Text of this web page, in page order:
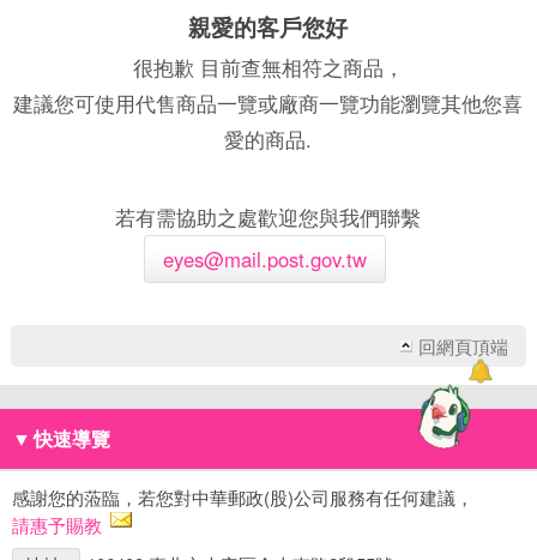
親愛的客戶您好
很抱歉 目前查無相符之商品，
建議您可使用代售商品一覽或廠商一覽功能瀏覽其他您喜
愛的商品.
若有需協助之處歡迎您與我們聯繫
eyes@mail.post.gov.tw
回網頁頂端
▼ 快速導覽
感謝您的蒞臨，若您對中華郵政(股)公司服務有任何建議，
請惠予賜教